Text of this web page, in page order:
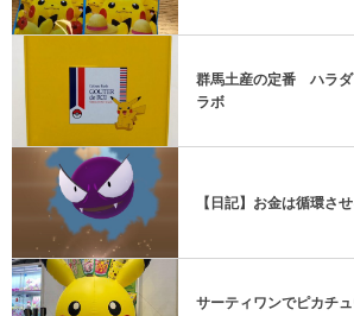
群馬土産の定番 ハラダ
ラボ
【日記】お金は循環さ
サーティワンでピカチ